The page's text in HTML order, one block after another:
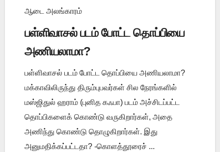
ஆடை அலங்காரம்
பள்ளிவாசல் படம் போட்ட தொப்பியை
அணியலாமா?
பள்ளிவாசல் படம் போட்ட தொப்பியை அணியலாமா?
மக்காவிலிருந்து திரும்புபவர்கள் சில நேரங்களில்
மஸ்ஜிதுல் ஹராம் (புனித கஃபா) படம் அச்சிடப்பட்ட
தொப்பிகளைக் கொண்டு வருகிறார்கள், அதை
அணிந்து கொண்டு தொழுகிறார்கள். இது
அனுமதிக்கப்பட்டதா? -கொளத்தூரைச் ...